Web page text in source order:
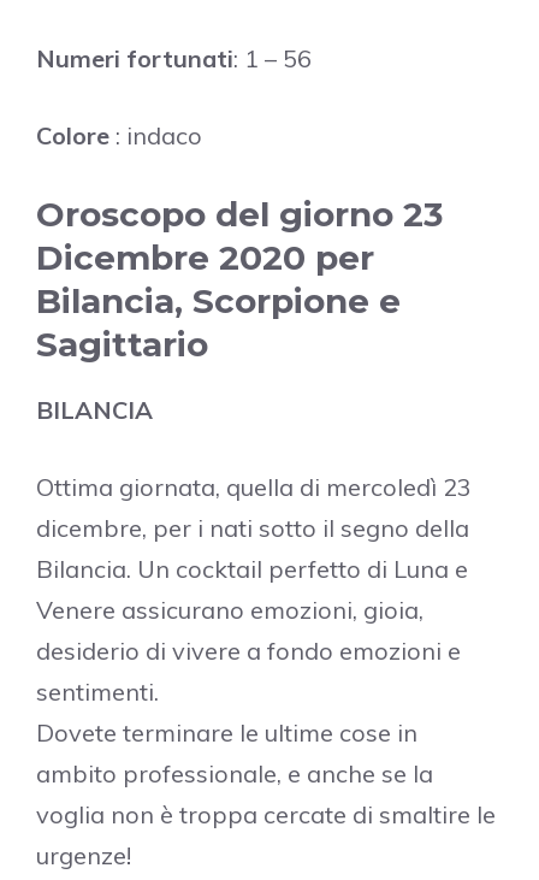
Numeri fortunati: 1 – 56
Colore : indaco
Oroscopo del giorno 23
Dicembre 2020 per
Bilancia, Scorpione e
Sagittario
BILANCIA
Ottima giornata, quella di mercoledì 23
dicembre, per i nati sotto il segno della
Bilancia. Un cocktail perfetto di Luna e
Venere assicurano emozioni, gioia,
desiderio di vivere a fondo emozioni e
sentimenti.
Dovete terminare le ultime cose in
ambito professionale, e anche se la
voglia non è troppa cercate di smaltire le
urgenze!